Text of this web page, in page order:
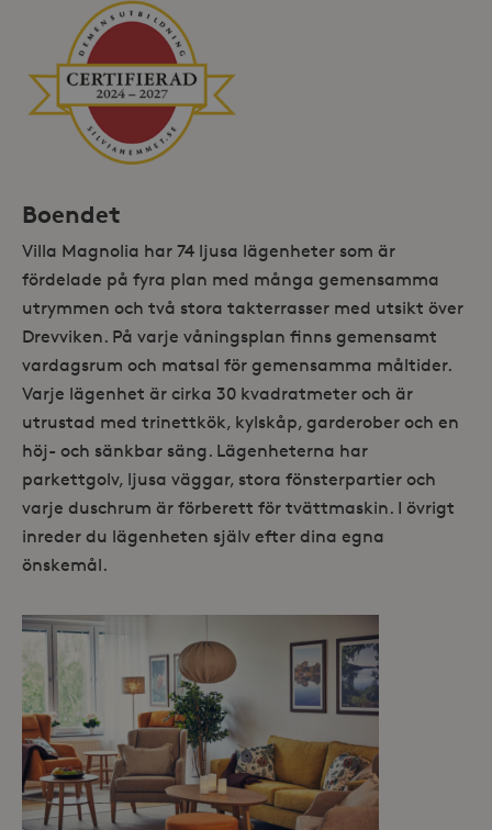
Boendet
Villa Magnolia har 74 ljusa lägenheter som är
fördelade på fyra plan med många gemensamma
utrymmen och två stora takterrasser med utsikt över
Drevviken. På varje våningsplan finns gemensamt
vardagsrum och matsal för gemensamma måltider.
Varje lägenhet är cirka 30 kvadratmeter och är
utrustad med trinettkök, kylskåp, garderober och en
höj- och sänkbar säng. Lägenheterna har
parkettgolv, ljusa väggar, stora fönsterpartier och
varje duschrum är förberett för tvättmaskin. I övrigt
inreder du lägenheten själv efter dina egna
önskemål.